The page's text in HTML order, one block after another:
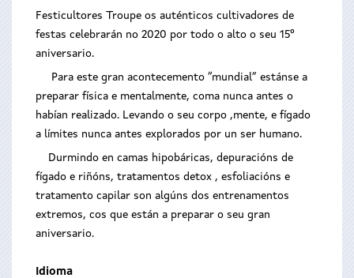
Festicultores Troupe os auténticos cultivadores de
festas celebrarán no 2020 por todo o alto o seu 15º
aniversario.
Para este gran acontecemento “mundial” estánse a
preparar física e mentalmente, coma nunca antes o
habían realizado. Levando o seu corpo ,mente, e fígado
a límites nunca antes explorados por un ser humano.
Durmindo en camas hipobáricas, depuracións de
fígado e riñóns, tratamentos detox , esfoliacións e
tratamento capilar son algúns dos entrenamentos
extremos, cos que están a preparar o seu gran
aniversario.
Idioma